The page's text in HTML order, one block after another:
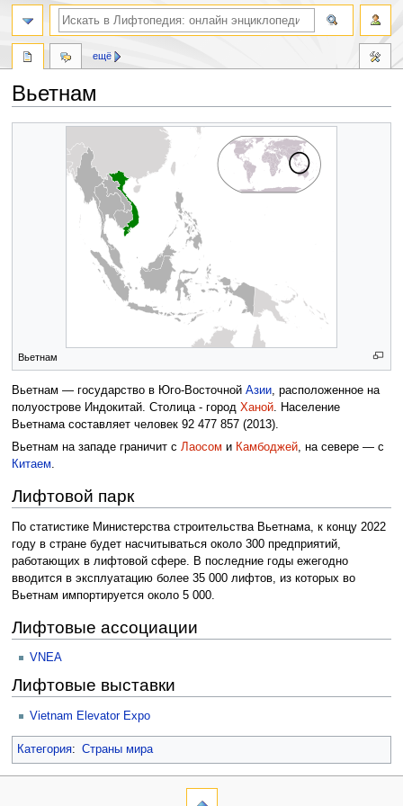
Вьетнам
Вьетнам
Вьетнам — государство в Юго-Восточной Азии, расположенное на
полуострове Индокитай. Столица - город Ханой. Население
Вьетнама составляет человек 92 477 857 (2013).
Вьетнам на западе граничит с Лаосом и Камбоджей, на севере — с
Китаем.
Лифтовой парк
По статистике Министерства строительства Вьетнама, к концу 2022
году в стране будет насчитываться около 300 предприятий,
работающих в лифтовой сфере. В последние годы ежегодно
вводится в эксплуатацию более 35 000 лифтов, из которых во
Вьетнам импортируется около 5 000.
Лифтовые ассоциации
VNEA
Лифтовые выставки
Vietnam Elevator Expo
Категория: Страны мира
ещё